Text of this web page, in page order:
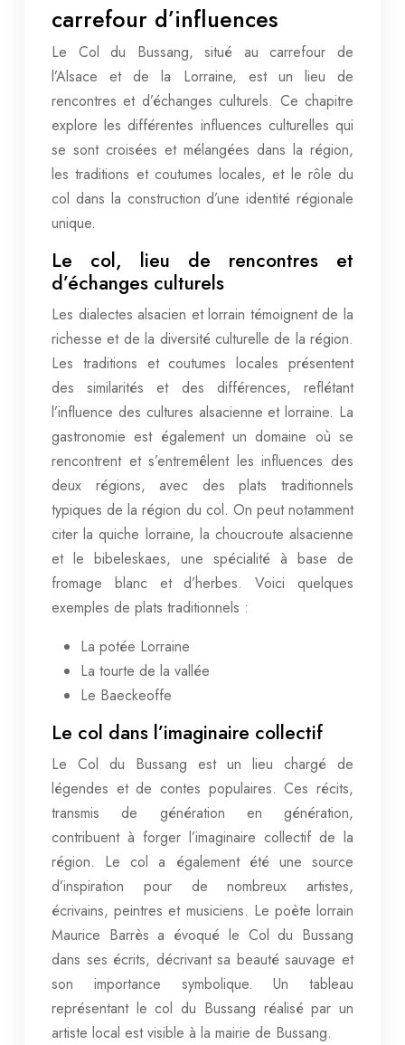
carrefour d’influences
Le Col du Bussang, situé au carrefour de
l’Alsace et de la Lorraine, est un lieu de
rencontres et d’échanges culturels. Ce chapitre
explore les différentes influences culturelles qui
se sont croisées et mélangées dans la région,
les traditions et coutumes locales, et le rôle du
col dans la construction d’une identité régionale
unique.
Le col, lieu de rencontres et
d’échanges culturels
Les dialectes alsacien et lorrain témoignent de la
richesse et de la diversité culturelle de la région.
Les traditions et coutumes locales présentent
des similarités et des différences, reflétant
l’influence des cultures alsacienne et lorraine. La
gastronomie est également un domaine où se
rencontrent et s’entremêlent les influences des
deux régions, avec des plats traditionnels
typiques de la région du col. On peut notamment
citer la quiche lorraine, la choucroute alsacienne
et le bibeleskaes, une spécialité à base de
fromage blanc et d’herbes. Voici quelques
exemples de plats traditionnels :
La potée Lorraine
La tourte de la vallée
Le Baeckeoffe
Le col dans l’imaginaire collectif
Le Col du Bussang est un lieu chargé de
légendes et de contes populaires. Ces récits,
transmis de génération en génération,
contribuent à forger l’imaginaire collectif de la
région. Le col a également été une source
d’inspiration pour de nombreux artistes,
écrivains, peintres et musiciens. Le poète lorrain
Maurice Barrès a évoqué le Col du Bussang
dans ses écrits, décrivant sa beauté sauvage et
son importance symbolique. Un tableau
représentant le col du Bussang réalisé par un
artiste local est visible à la mairie de Bussang.